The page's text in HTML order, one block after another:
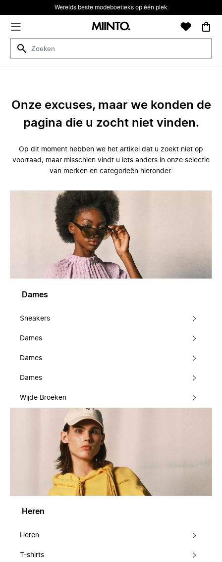
Werelds beste modeboetieks op één plek
Onze excuses, maar we konden de
pagina die u zocht niet vinden.
Op dit moment hebben we het artikel dat u zoekt niet op
voorraad, maar misschien vindt u iets anders in onze selectie
van merken en categorieën hieronder.
Dames
Sneakers
Dames
Dames
Dames
Wijde Broeken
Heren
Heren
T-shirts